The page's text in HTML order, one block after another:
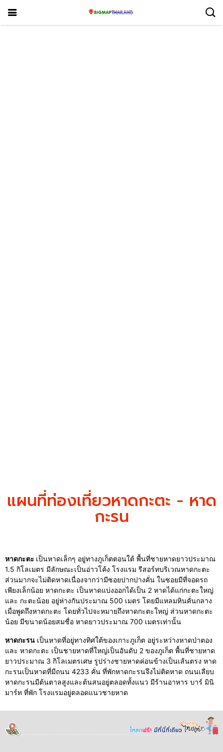
แผนที่ท่องเที่ยวหาดกะตะ - หาด
กะรน
หาดกะตะ เป็นหาดเล็กๆ อยู่ทางภูเก็ตตอนใต้ พื้นที่ชายหาดยาวประมาณ
1.5 กิโลเมตร มีลักษณะเป็นอ่าวโค้ง โรงแรม รีสอร์ทบริเวณหาดกะตะ
ส่วนมากจะไม่ติดหาดเนื่องจากว่ามีซอยปากปางคั่น ในซอยมีที่จอดรถ
เพียงเล็กน้อย หาดกะตะ เป็นหาดแบ่งออกได้เป็น 2 หาดได้แก่กะตะใหญ่
และ กะตะน้อย อยู่ห่างกันประมาณ 500 เมตร โดยมีแหลมหินคั่นกลาง
เมื่อพูดถึงหาดกะตะ โดยทั่วไปจะหมายถึงหาดกะตะใหญ่ ส่วนหาดกะตะ
น้อย มีขนาดน้อยสมชื่อ หาดยาวประมาณ 700 เมตรเท่านั้น
หาดกะรน เป็นหาดที่อยู่ทางทิศใต้ของเกาะภูเก็ต อยู่ระหว่างหาดป่าตอง
และ หาดกะตะ เป็นชายหาดที่ใหญ่เป็นอันดับ 2 ของภูเก็ต พื้นที่ชายหาด
ยาวประมาณ 3 กิโลเมตรเศษ รูปร่างชายหาดค่อนข้างเป็นเส้นตรง หาด
กะรนเป็นหาดที่มีถนน 4233 คั่น ที่พักหาดกะรนจึงไม่ติดหาด ถนนเลียบ
หาดกะรนมีต้นตาลสูงและต้นสนอยู่ตลอดทั้งแนว มีร้านอาหาร บาร์ มินิ
มาร์ท ที่พัก โรงแรมอยู่ตลอดแนวชายหาด